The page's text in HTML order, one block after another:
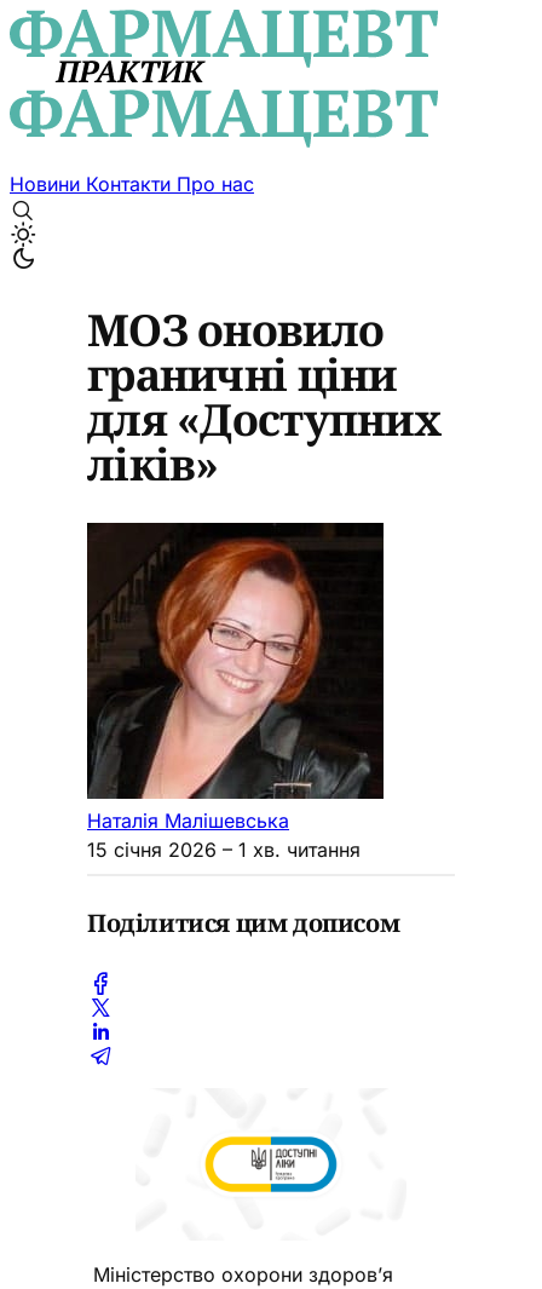
Новини Контакти Про нас
МОЗ оновило
граничні ціни
для «Доступних
ліків»
Наталія Малішевська
15 січня 2026 – 1 хв. читання
Поділитися цим дописом
Міністерство охорони здоров’я